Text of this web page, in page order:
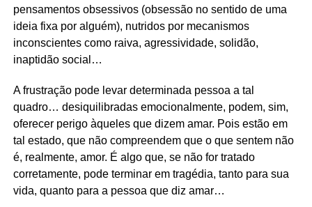
pensamentos obsessivos (obsessão no sentido de uma
ideia fixa por alguém), nutridos por mecanismos
inconscientes como raiva, agressividade, solidão,
inaptidão social…
A frustração pode levar determinada pessoa a tal
quadro… desiquilibradas emocionalmente, podem, sim,
oferecer perigo àqueles que dizem amar. Pois estão em
tal estado, que não compreendem que o que sentem não
é, realmente, amor. É algo que, se não for tratado
corretamente, pode terminar em tragédia, tanto para sua
vida, quanto para a pessoa que diz amar…